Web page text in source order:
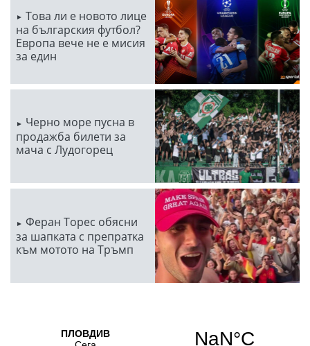
Това ли е новото лице
на българския футбол?
Европа вече не е мисия
за един
Черно море пусна в
продажба билети за
мача с Лудогорец
Феран Торес обясни
за шапката с препратка
към мотото на Тръмп